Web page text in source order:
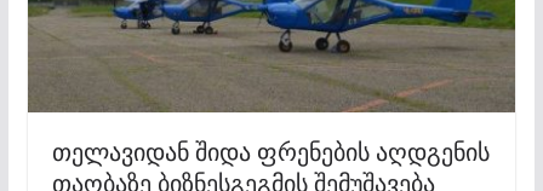
თელავიდან შიდა ფრენების აღდგენის
თაობაზე ბიზნესგეგმის შემუშავება